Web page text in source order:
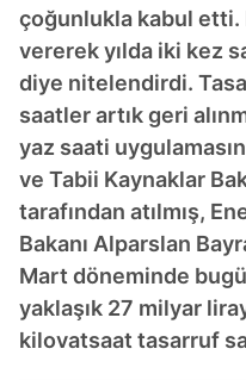
çoğunlukla kabul etti.
vererek yılda iki kez
diye nitelendirdi.
saatler artık geri
yaz saati
ve Tabii Kaynaklar
tarafından atılmış,
Bakanı Alparslan
Mart döneminde
yaklaşık 27 milyar
kilovatsaat tasarruf